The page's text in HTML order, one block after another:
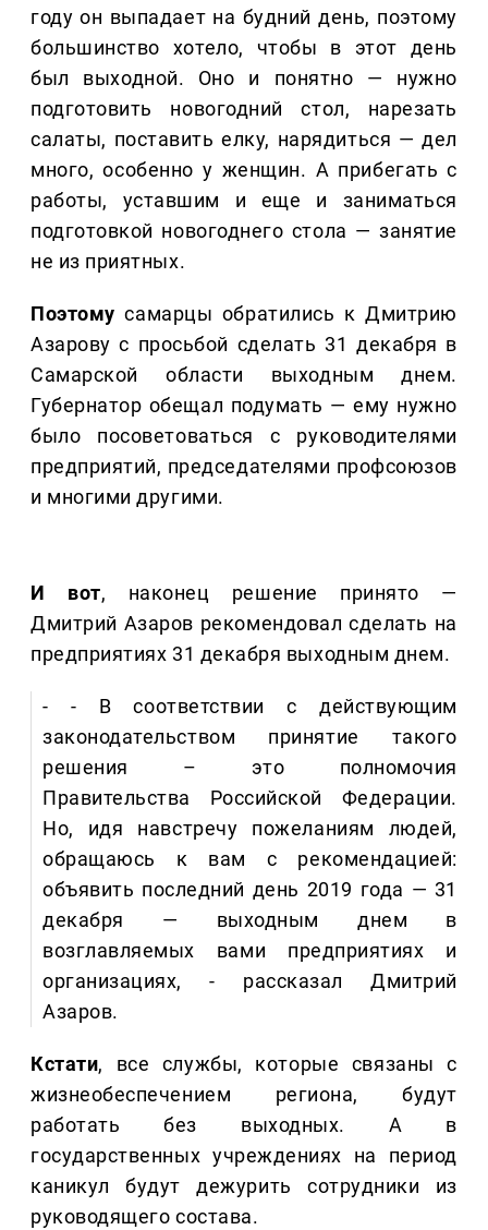
году он выпадает на будний день, поэтому
большинство хотело, чтобы в этот день
был выходной. Оно и понятно — нужно
подготовить новогодний стол, нарезать
салаты, поставить елку, нарядиться — дел
много, особенно у женщин. А прибегать с
работы, уставшим и еще и заниматься
подготовкой новогоднего стола — занятие
не из приятных.
Поэтомусамарцы обратились к Дмитрию
Азарову с просьбой сделать 31 декабря в
Самарской области выходным днем.
Губернатор обещал подумать — ему нужно
было посоветоваться с руководителями
предприятий, председателями профсоюзов
и многими другими.
И вот, наконец решение принято —
Дмитрий Азаров рекомендовал сделать на
предприятиях 31 декабря выходным днем.
- - В соответствии с действующим
законодательством принятие такого
решения – это полномочия
Правительства Российской Федерации.
Но, идя навстречу пожеланиям людей,
обращаюсь к вам с рекомендацией:
объявить последний день 2019 года — 31
декабря — выходным днем в
возглавляемых вами предприятиях и
организациях, - рассказал Дмитрий
Азаров.
Кстати, все службы, которые связаны с
жизнеобеспечением региона, будут
работать без выходных. А в
государственных учреждениях на период
каникул будут дежурить сотрудники из
руководящего состава.